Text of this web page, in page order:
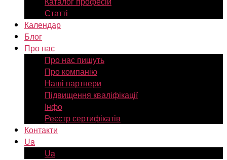
Статті
Календар
Блог
Про нас
Про нас пишуть
Про компанію
Наші партнери
Підвищення кваліфікації
Інфо
Реєстр сертифікатів
Контакти
Ua
Ua